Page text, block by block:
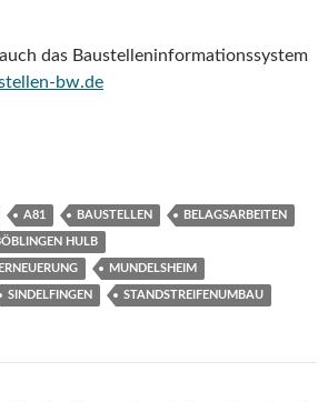
das Baustelleninformationssystem
bw.de
A81 BAUSTELLEN BELAGSARBEITEN
HULB
MUNDELSHEIM
SINDELFINGEN STANDSTREIFENUMBAU